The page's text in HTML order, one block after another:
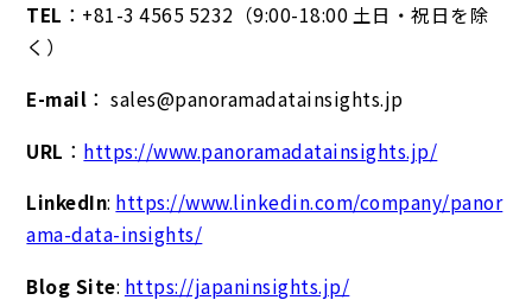
TEL ：+81-3 4565 5232（9:00-18:00 土日・祝日を除
く）
E-mail ： sales@panoramadatainsights.jp
URL ： https://www.panoramadatainsights.jp/
LinkedIn: https://www.linkedin.com/company/panor
ama-data-insights/
Blog Site: https://japaninsights.jp/